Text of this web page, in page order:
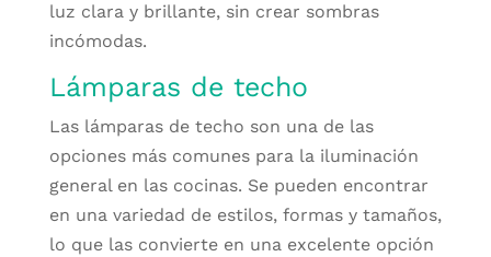
luz clara y brillante, sin crear sombras
incómodas.
Lámparas de techo
Las lámparas de techo son una de las
opciones más comunes para la iluminación
general en las cocinas. Se pueden encontrar
en una variedad de estilos, formas y tamaños,
lo que las convierte en una excelente opción